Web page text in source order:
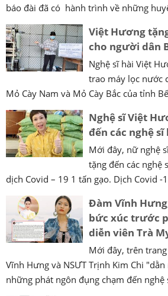
báo đài đã có hành trình về những
Việt Hương
cho người dân
Nghệ sĩ hài Việt
trao máy lọc nước
Mỏ Cày Nam và Mỏ Cày Bắc của tỉnh
Nghệ sĩ Việt
đến các nghệ
Mới đây, nữ nghệ
tặng đến các nghệ
dịch Covid – 19 1 tấn gạo. Dịch Covid -
Đàm Vĩnh
bức xúc trước
diễn viên Trà
Mới đây, trên
Vĩnh Hưng và NSƯT Trịnh Kim Chi
những phát ngôn đụng chạm đến nghệ